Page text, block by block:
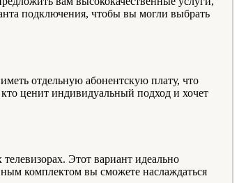
подключения, чтобы вы могли выбрать
отдельную абонентскую плату, что
ценит индивидуальный подход и хочет
Этот вариант идеально
комплектом вы сможете наслаждаться